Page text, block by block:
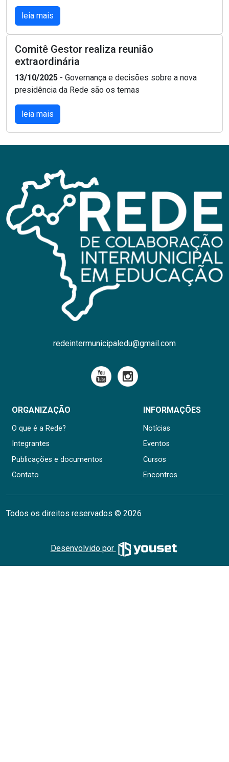
leia mais
Comitê Gestor realiza reunião
extraordinária
13/10/2025 - Governança e decisões sobre a nova
presidência da Rede são os temas
leia mais
redeintermunicipaledu@gmail.com
ORGANIZAÇÃO
O que é a Rede?
Integrantes
Publicações e documentos
Contato
INFORMAÇÕES
Notícias
Eventos
Cursos
Encontros
Todos os direitos reservados © 2026
Desenvolvido por